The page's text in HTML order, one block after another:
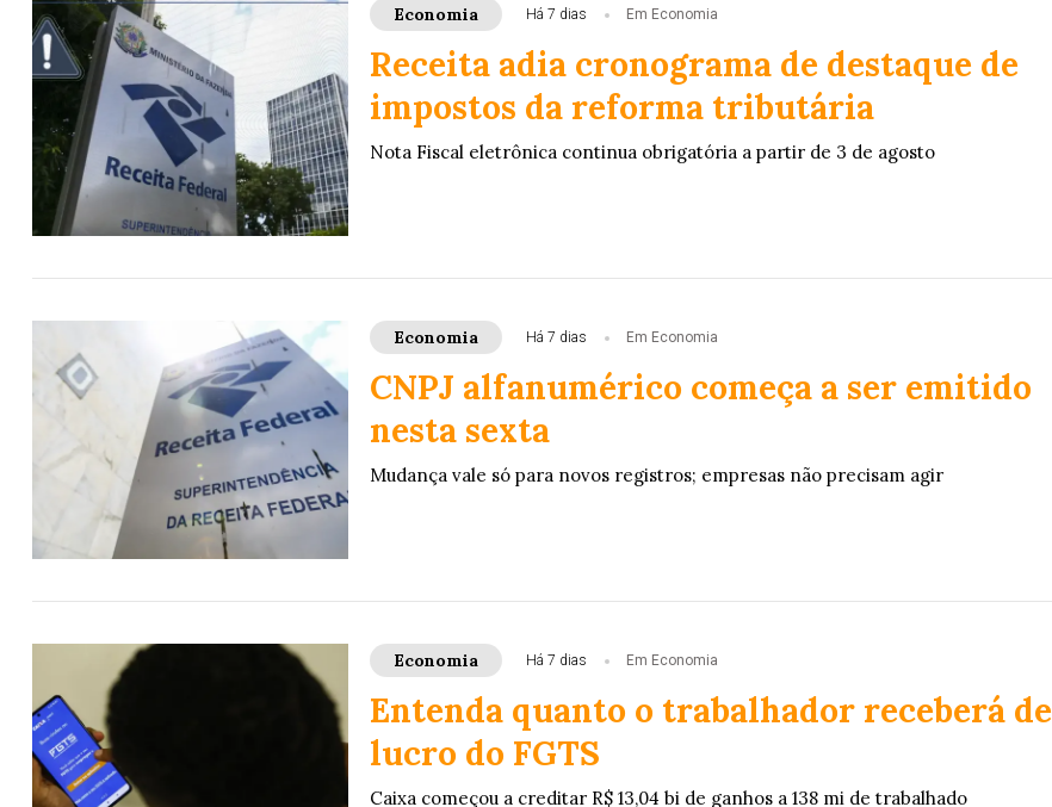
Economia Há 7 dias Em Economia
Receita adia cronograma de destaque de
impostos da reforma tributária
Nota Fiscal eletrônica continua obrigatória a partir de 3 de agosto
Economia Há 7 dias Em Economia
CNPJ alfanumérico começa a ser emitido
nesta sexta
Mudança vale só para novos registros; empresas não precisam agir
Economia Há 7 dias Em Economia
Entenda quanto o trabalhador receberá de
lucro do FGTS
Caixa começou a creditar R$ 13,04 bi de ganhos a 138 mi de trabalhado